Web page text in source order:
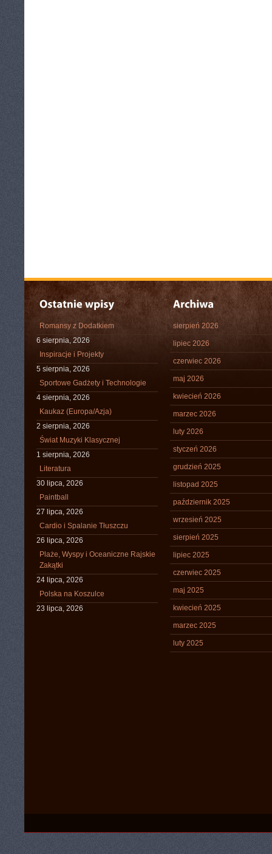
Romansy z Dodatkiem
6 sierpnia, 2026
Inspiracje i Projekty
5 sierpnia, 2026
Sportowe Gadżety i Technologie
4 sierpnia, 2026
Kaukaz (Europa/Azja)
2 sierpnia, 2026
Świat Muzyki Klasycznej
1 sierpnia, 2026
Literatura
30 lipca, 2026
Paintball
27 lipca, 2026
Cardio i Spalanie Tłuszczu
26 lipca, 2026
Plaże, Wyspy i Oceaniczne Rajskie
Zakątki
24 lipca, 2026
Polska na Koszulce
23 lipca, 2026
sierpień 2026
lipiec 2026
czerwiec 2026
maj 2026
kwiecień 2026
marzec 2026
luty 2026
styczeń 2026
grudzień 2025
listopad 2025
październik 2025
wrzesień 2025
sierpień 2025
lipiec 2025
czerwiec 2025
maj 2025
kwiecień 2025
marzec 2025
luty 2025